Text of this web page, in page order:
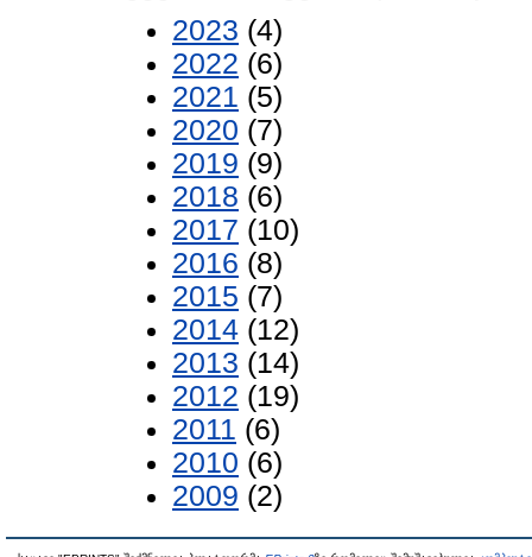
2023 (4)
2022 (6)
2021 (5)
2020 (7)
2019 (9)
2018 (6)
2017 (10)
2016 (8)
2015 (7)
2014 (12)
2013 (14)
2012 (19)
2011 (6)
2010 (6)
2009 (2)